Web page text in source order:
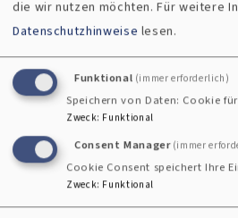
Margarete Clasen, Trauersplitter.
meines Kindes, Wuppertal. ISBN: 3-
die wir nutzen möchten.Für weitere
Datenschutzhinweise lesen.
Funktional (immer erforderlich)
Speichern von Daten: Cookie
Zweck: Funktional
Consent Manager (immer
Cookie Consent speichert Ihre
Zweck: Funktional